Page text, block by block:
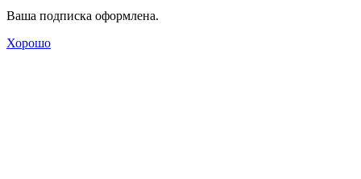
Ваша подписка оформлена.
Хорошо